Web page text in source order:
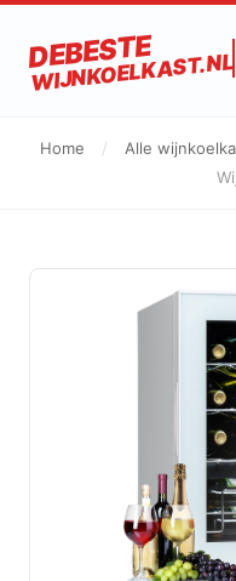
DEBESTE
WIJNKOELKAST.NL
Home / Alle